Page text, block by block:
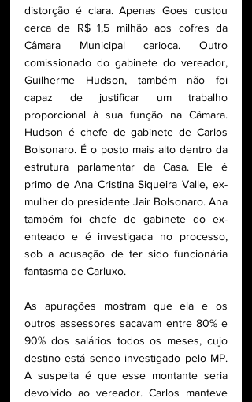
distorção é clara. Apenas Goes custou
cerca de R$ 1,5 milhão aos cofres da
Câmara Municipal carioca. Outro
comissionado do gabinete do vereador,
Guilherme Hudson, também não foi
capaz de justificar um trabalho
proporcional à sua função na Câmara.
Hudson é chefe de gabinete de Carlos
Bolsonaro. É o posto mais alto dentro da
estrutura parlamentar da Casa. Ele é
primo de Ana Cristina Siqueira Valle, ex-
mulher do presidente Jair Bolsonaro. Ana
também foi chefe de gabinete do ex-
enteado e é investigada no processo,
sob a acusação de ter sido funcionária
fantasma de Carluxo.
As apurações mostram que ela e os
outros assessores sacavam entre 80% e
90% dos salários todos os meses, cujo
destino está sendo investigado pelo MP.
A suspeita é que esse montante seria
devolvido ao vereador. Carlos manteve